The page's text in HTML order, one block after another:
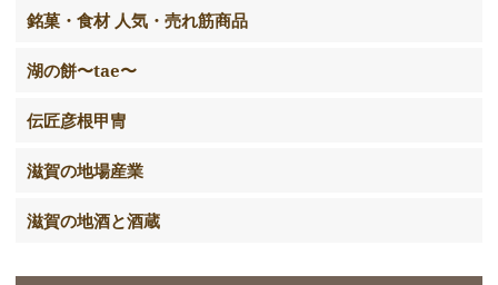
銘菓・食材 人気・売れ筋商品
湖の餅〜tae〜
伝匠彦根甲冑
滋賀の地場産業
滋賀の地酒と酒蔵